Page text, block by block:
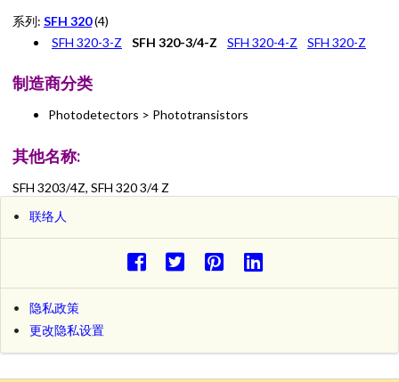
系列: SFH 320(4)
SFH 320-3-Z
SFH 320-3/4-Z SFH 320-4-Z SFH 320-Z
制造商分类
Photodetectors > Phototransistors
其他名称:
SFH 3203/4Z, SFH 320 3/4 Z
联络人
隐私政策
更改隐私设置